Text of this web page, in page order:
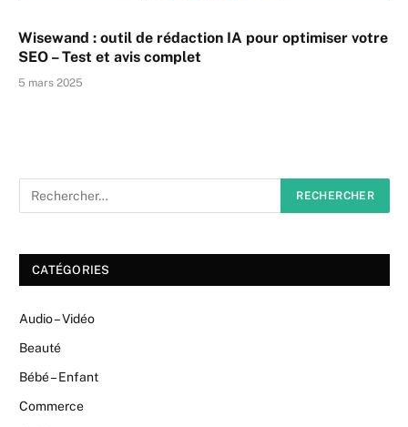
Wisewand : outil de rédaction IA pour optimiser votre
SEO – Test et avis complet
5 mars 2025
CATÉGORIES
Audio – Vidéo
Beauté
Bébé – Enfant
Commerce